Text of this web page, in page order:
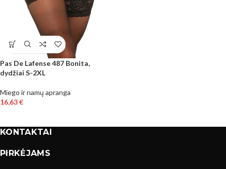
Pas De Lafense 487 Bonita,
dydžiai S-2XL
Miego ir namų apranga
16,63€
KONTAKTAI
PIRKĖJAMS